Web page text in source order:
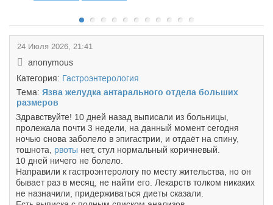
24 Июля 2026, 21:41
anonymous
Категория: Гастроэнтерология
Тема: Язва желудка антарального отдела больших
размеров
Здравствуйте! 10 дней назад выписали из больницы,
пролежала почти 3 недели, на данный момент сегодня
ночью снова заболело в эпигастрии, и отдаёт на спину,
тошнота, рвоты нет, стул нормальный коричневый.
10 дней ничего не болело.
Направили к гастроэнтерологу по месту жительства, но он
бывает раз в месяц, не найти его. Лекарств толком никаких
не назначили, придерживаться диеты сказали.